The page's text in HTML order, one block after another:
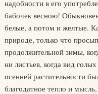
надобности в его
бабочек весною!
белые, а потом и желтые.
природе, только что
продолжительной зимы,
ни листьев, когда вид
осенней растительности
благодатное тепло и мысль,